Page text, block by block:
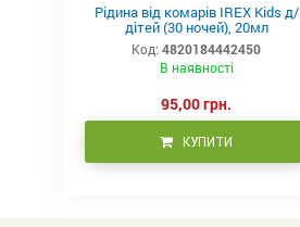
Рідина від комарів IREX Kids д/
дітей (30 ночей), 20мл
Код: 4820184442450
В наявності
95,00 грн.
КУПИТИ